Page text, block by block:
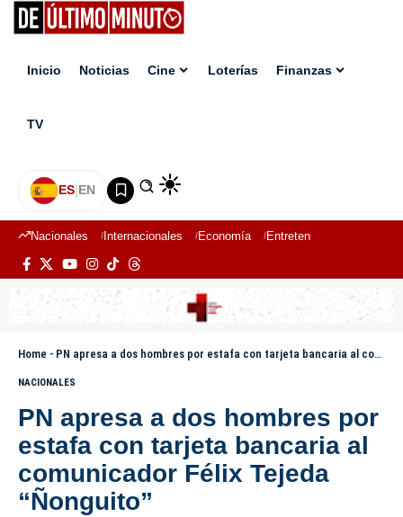
Inicio Noticias Cine Loterías Finanzas
TV
ES|EN
Nacionales Internacionales Economía Entretenimiento
Home - PN apresa a dos hombres por estafa con tarjeta bancaria al comunicador Félix Tejeda “Ñonguito”
NACIONALES
PN apresa a dos hombres por
estafa con tarjeta bancaria al
comunicador Félix Tejeda
“Ñonguito”